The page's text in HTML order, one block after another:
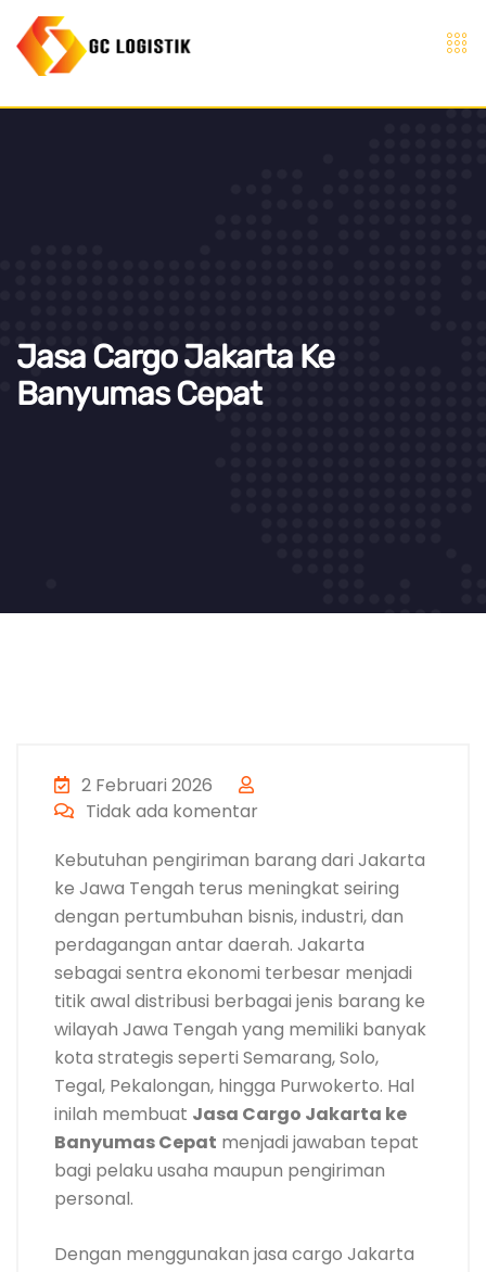
Jasa Cargo Jakarta Ke
Banyumas Cepat
2 Februari 2026
Tidak ada komentar
Kebutuhan pengiriman barang dari Jakarta
ke Jawa Tengah terus meningkat seiring
dengan pertumbuhan bisnis, industri, dan
perdagangan antar daerah. Jakarta
sebagai sentra ekonomi terbesar menjadi
titik awal distribusi berbagai jenis barang ke
wilayah Jawa Tengah yang memiliki banyak
kota strategis seperti Semarang, Solo,
Tegal, Pekalongan, hingga Purwokerto. Hal
inilah membuat Jasa Cargo Jakarta ke
Banyumas Cepat menjadi jawaban tepat
bagi pelaku usaha maupun pengiriman
personal.
Dengan menggunakan jasa cargo Jakarta